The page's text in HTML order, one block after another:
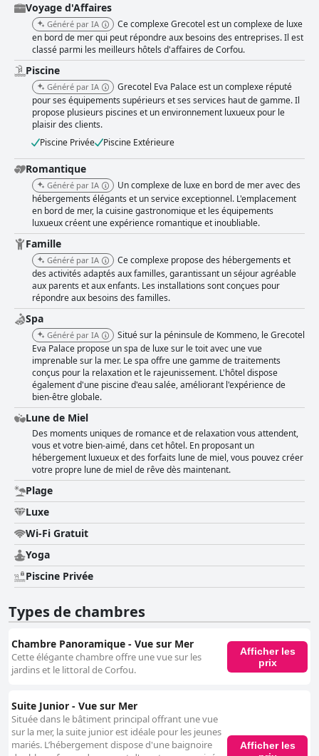
Voyage d'Affaires
Généré par IA
Ce complexe Grecotel est un complexe de luxe
en bord de mer qui peut répondre aux besoins des entreprises. Il est
classé parmi les meilleurs hôtels d'affaires de Corfou.
Piscine
Généré par IA
Grecotel Eva Palace est un complexe réputé
pour ses équipements supérieurs et ses services haut de gamme. Il
propose plusieurs piscines et un environnement luxueux pour le
plaisir des clients.
Piscine Privée
Piscine Extérieure
Romantique
Généré par IA
Un complexe de luxe en bord de mer avec des
hébergements élégants et un service exceptionnel. L'emplacement
en bord de mer, la cuisine gastronomique et les équipements
luxueux créent une expérience romantique et inoubliable.
Famille
Généré par IA
Ce complexe propose des hébergements et
des activités adaptés aux familles, garantissant un séjour agréable
aux parents et aux enfants. Les installations sont conçues pour
répondre aux besoins des familles.
Spa
Généré par IA
Situé sur la péninsule de Kommeno, le Grecotel
Eva Palace propose un spa de luxe sur le toit avec une vue
imprenable sur la mer. Le spa offre une gamme de traitements
conçus pour la relaxation et le rajeunissement. L'hôtel dispose
également d'une piscine d'eau salée, améliorant l'expérience de
bien-être globale.
Lune de Miel
Des moments uniques de romance et de relaxation vous attendent,
vous et votre bien-aimé, dans cet hôtel. En proposant un
hébergement luxueux et des forfaits lune de miel, vous pouvez créer
votre propre lune de miel de rêve dès maintenant.
Plage
Luxe
Wi-Fi Gratuit
Yoga
Piscine Privée
Types de chambres
Chambre Panoramique - Vue sur Mer
Cette élégante chambre offre une vue sur les
jardins et le littoral de Corfou.
Afficher les
prix
Suite Junior - Vue sur Mer
Située dans le bâtiment principal offrant une vue
sur la mer, la suite junior est idéale pour les jeunes
mariés. L’hébergement dispose d'une baignoire
Afficher les